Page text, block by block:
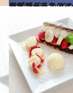
2017.3.28
これがまさかのマシュマロデザート！ インスタ映えするグラススイーツ3レシピ
グルメ